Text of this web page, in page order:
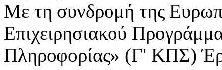
Με τη συνδρομή της
Επιχειρησιακού
Πληροφορίας» (Γ' ΚΠΣ)